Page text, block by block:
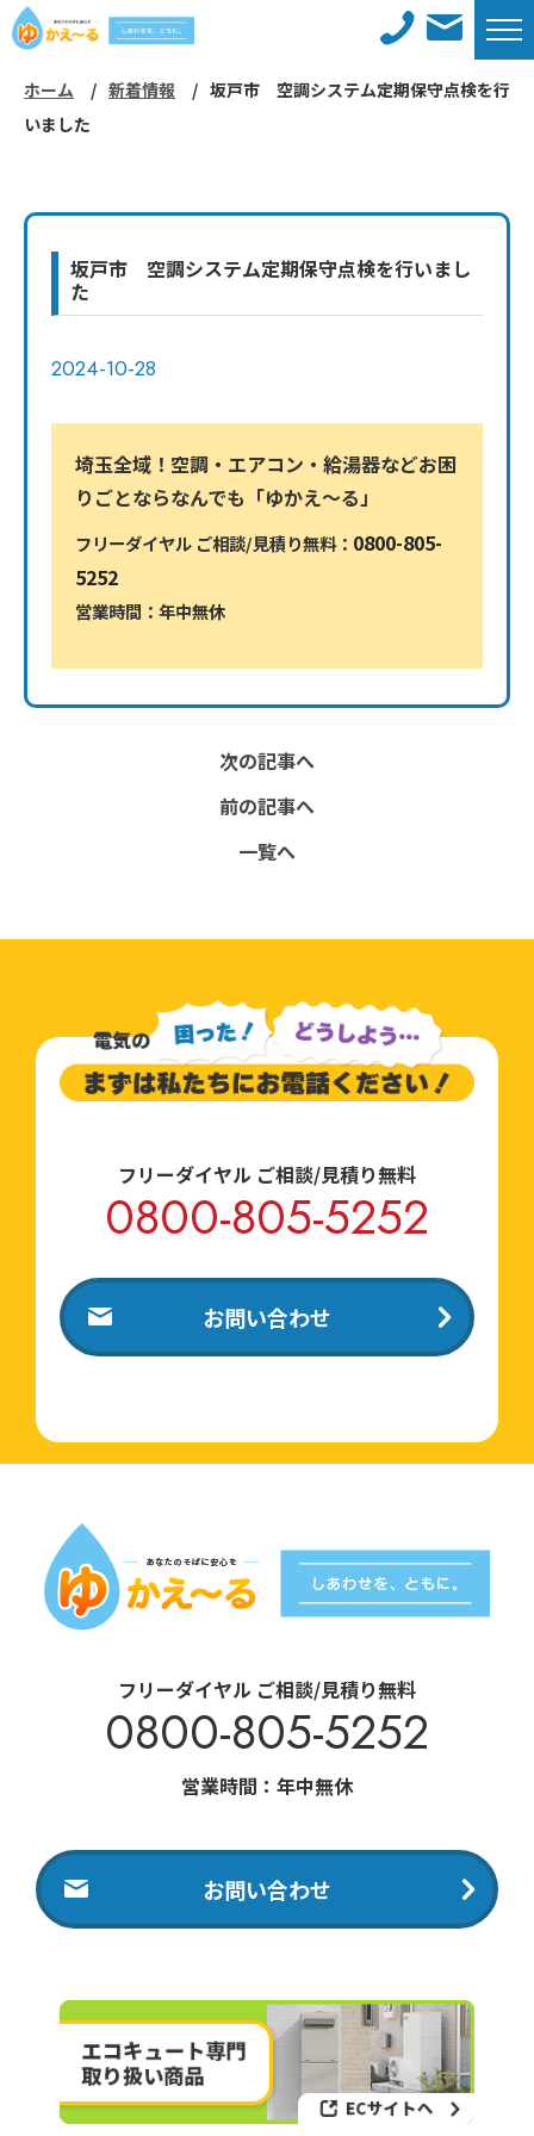
ホーム
対応エリア
よくあるご質問 会社概要
コラム
0800-805-5252
ホーム 新着情報
坂戸市 空調システム定期保守点検を行
いました
坂戸市 空調システム定期保守点検を行いまし
た
2024-10-28
埼玉全域！空調・エアコン・給湯器などお困
りごとならなんでも「ゆかえ〜る」
フリーダイヤル ご相談/見積り無料： 0800-805-
5252
営業時間：年中無休
前の記事へ
一覧へ
次の記事へ
フリーダイヤル ご相談/見積り無料
0800-805-5252
お問い合わせ
フリーダイヤル ご相談/見積り無料
0800-805-5252
営業時間：年中無休
お問い合わせ